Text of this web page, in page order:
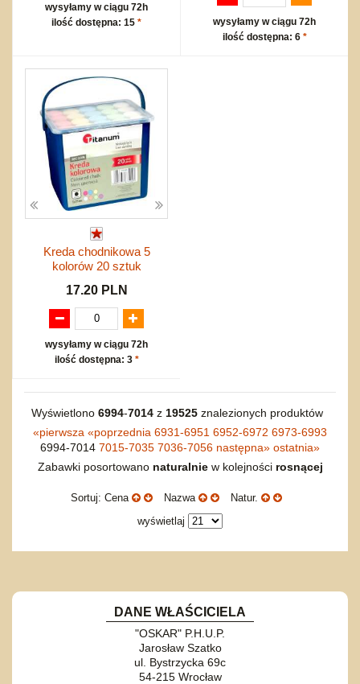
wysyłamy w ciągu 72h
ilość dostępna: 15 *
wysyłamy w ciągu 72h
ilość dostępna: 6 *
Kreda chodnikowa 5
kolorów 20 sztuk
17.20 PLN
wysyłamy w ciągu 72h
ilość dostępna: 3 *
Wyświetlono 6994-7014z 19525znalezionych produktów
«pierwsza «poprzednia 6931-6951 6952-6972 6973-6993
6994-7014 7015-7035 7036-7056 następna» ostatnia»
Zabawki posortowano naturalniew kolejności rosnącej
Sortuj: Cena Nazwa
Natur.
wyświetlaj
DANE WŁAŚCICIELA
"OSKAR" P.H.U.P.
Jarosław Szatko
ul. Bystrzycka 69c
54-215 Wrocław